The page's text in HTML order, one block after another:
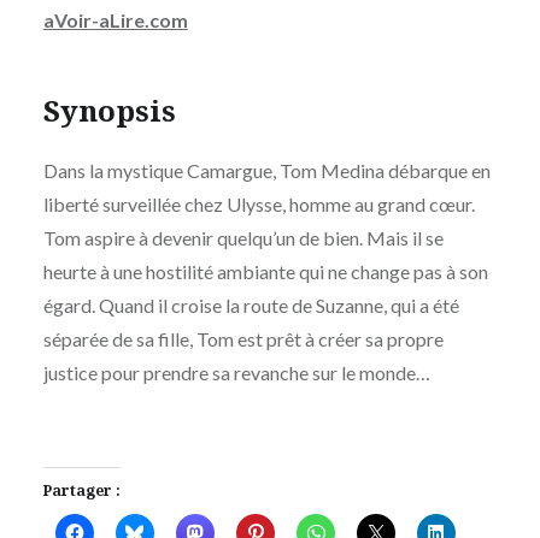
aVoir-aLire.com
Synopsis
Dans la mystique Camargue, Tom Medina débarque en
liberté surveillée chez Ulysse, homme au grand cœur.
Tom aspire à devenir quelqu’un de bien. Mais il se
heurte à une hostilité ambiante qui ne change pas à son
égard. Quand il croise la route de Suzanne, qui a été
séparée de sa fille, Tom est prêt à créer sa propre
justice pour prendre sa revanche sur le monde…
Partager :